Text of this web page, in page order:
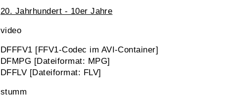
20. Jahrhundert - 10er Jahre
video
DFFFV1 [FFV1-Codec im AVI-Container]
DFMPG [Dateiformat: MPG]
DFFLV [Dateiformat: FLV]
stumm